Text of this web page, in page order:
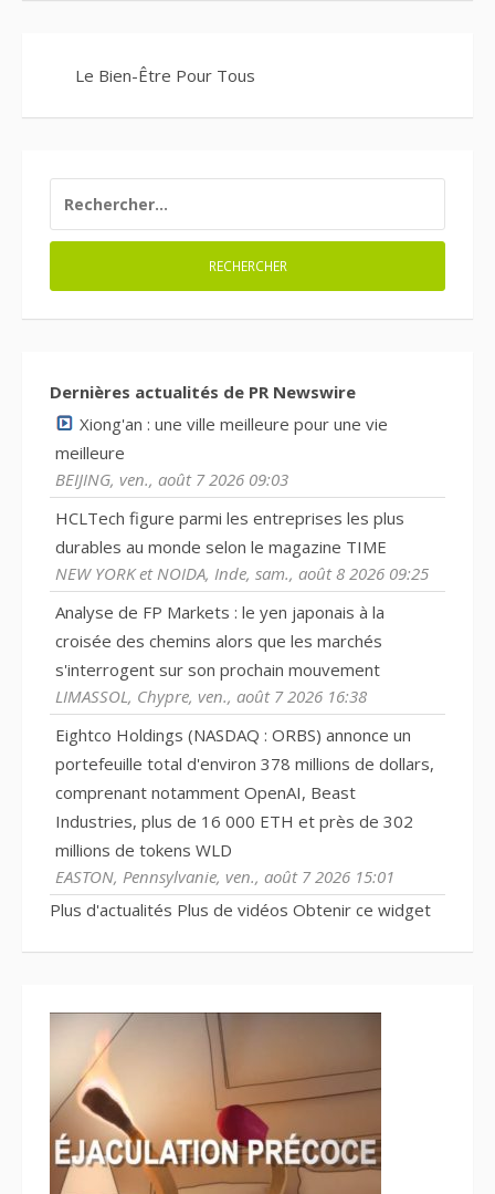
Le Bien-Être Pour Tous
Dernières actualités de PR Newswire
Xiong'an : une ville meilleure pour une vie
meilleure
BEIJING, ven., août 7 2026 09:03
HCLTech figure parmi les entreprises les plus
durables au monde selon le magazine TIME
NEW YORK et NOIDA, Inde, sam., août 8 2026 09:25
Analyse de FP Markets : le yen japonais à la
croisée des chemins alors que les marchés
s'interrogent sur son prochain mouvement
LIMASSOL, Chypre, ven., août 7 2026 16:38
Eightco Holdings (NASDAQ : ORBS) annonce un
portefeuille total d'environ 378 millions de dollars,
comprenant notamment OpenAI, Beast
Industries, plus de 16 000 ETH et près de 302
millions de tokens WLD
EASTON, Pennsylvanie, ven., août 7 2026 15:01
Plus d'actualités Plus de vidéos Obtenir ce widget